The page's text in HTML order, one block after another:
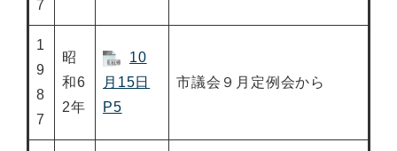
7
1
9
8
7
昭
和6
2年
10
月15日
P5
市議会９月定例会から